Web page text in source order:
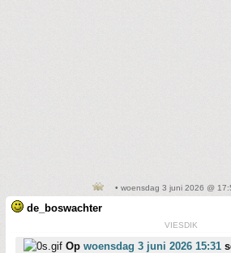
• woensdag 3 juni 2026 @
de_boswachter
VIESDIK
Op woensdag 3 juni 2026 15:31